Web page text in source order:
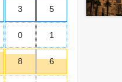
3 5
0 1
8 6